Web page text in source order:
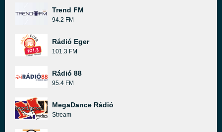
Trend FM
94.2 FM
Rádió Eger
101.3 FM
Rádió 88
95.4 FM
MegaDance Rádió
Stream